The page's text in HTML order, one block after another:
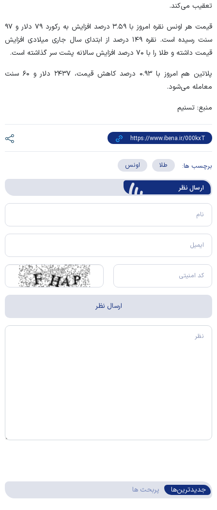
تعقیب می‌کند.
قیمت هر اونس نقره امروز با ۳.۵۹ درصد افزایش به رکورد ۷۹ دلار و ۹۷
سنت رسیده است. نقره ۱۴۹ درصد از ابتدای سال جاری میلادی افزایش
قیمت داشته و طلا را با ۷۰ درصد افزایش سالانه پشت سر گذاشته است.
پلاتین هم امروز با ۰.۹۳ درصد کاهش قیمت، ۲۴۳۷ دلار و ۶۰ سنت
معامله می‌شود.
منبع: تسنیم
برچسب ها: طلا اونس
ارسال‌ نظر
جدیدترین‌ها پربحث ها